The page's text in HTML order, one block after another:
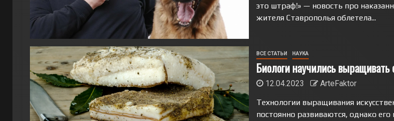
это штраф!» — новость про
жителя Ставрополья облетела...
ВСЕ СТАТЬИ НАУКА
Биологи научились выращивать
12.04.2023
ArteFaktor
Технологии выращивания
постоянно развиваются, однако его